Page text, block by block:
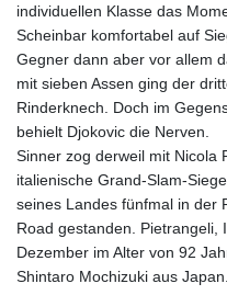
individuellen Klasse das
Scheinbar komfortabel auf
Gegner dann aber vor allem
mit sieben Assen ging der
Rinderknech. Doch im
behielt Djokovic die Nerven.
Sinner zog derweil mit Nicola
italienische Grand-Slam-
seines Landes fünfmal in der
Road gestanden. Pietrangeli,
Dezember im Alter von 92
Shintaro Mochizuki aus Japan.